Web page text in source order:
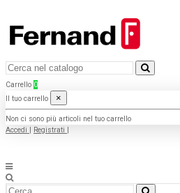
Carrello 0
Il tuo carrello
×
Non ci sono più articoli nel tuo carrello
Accedi
Registrati